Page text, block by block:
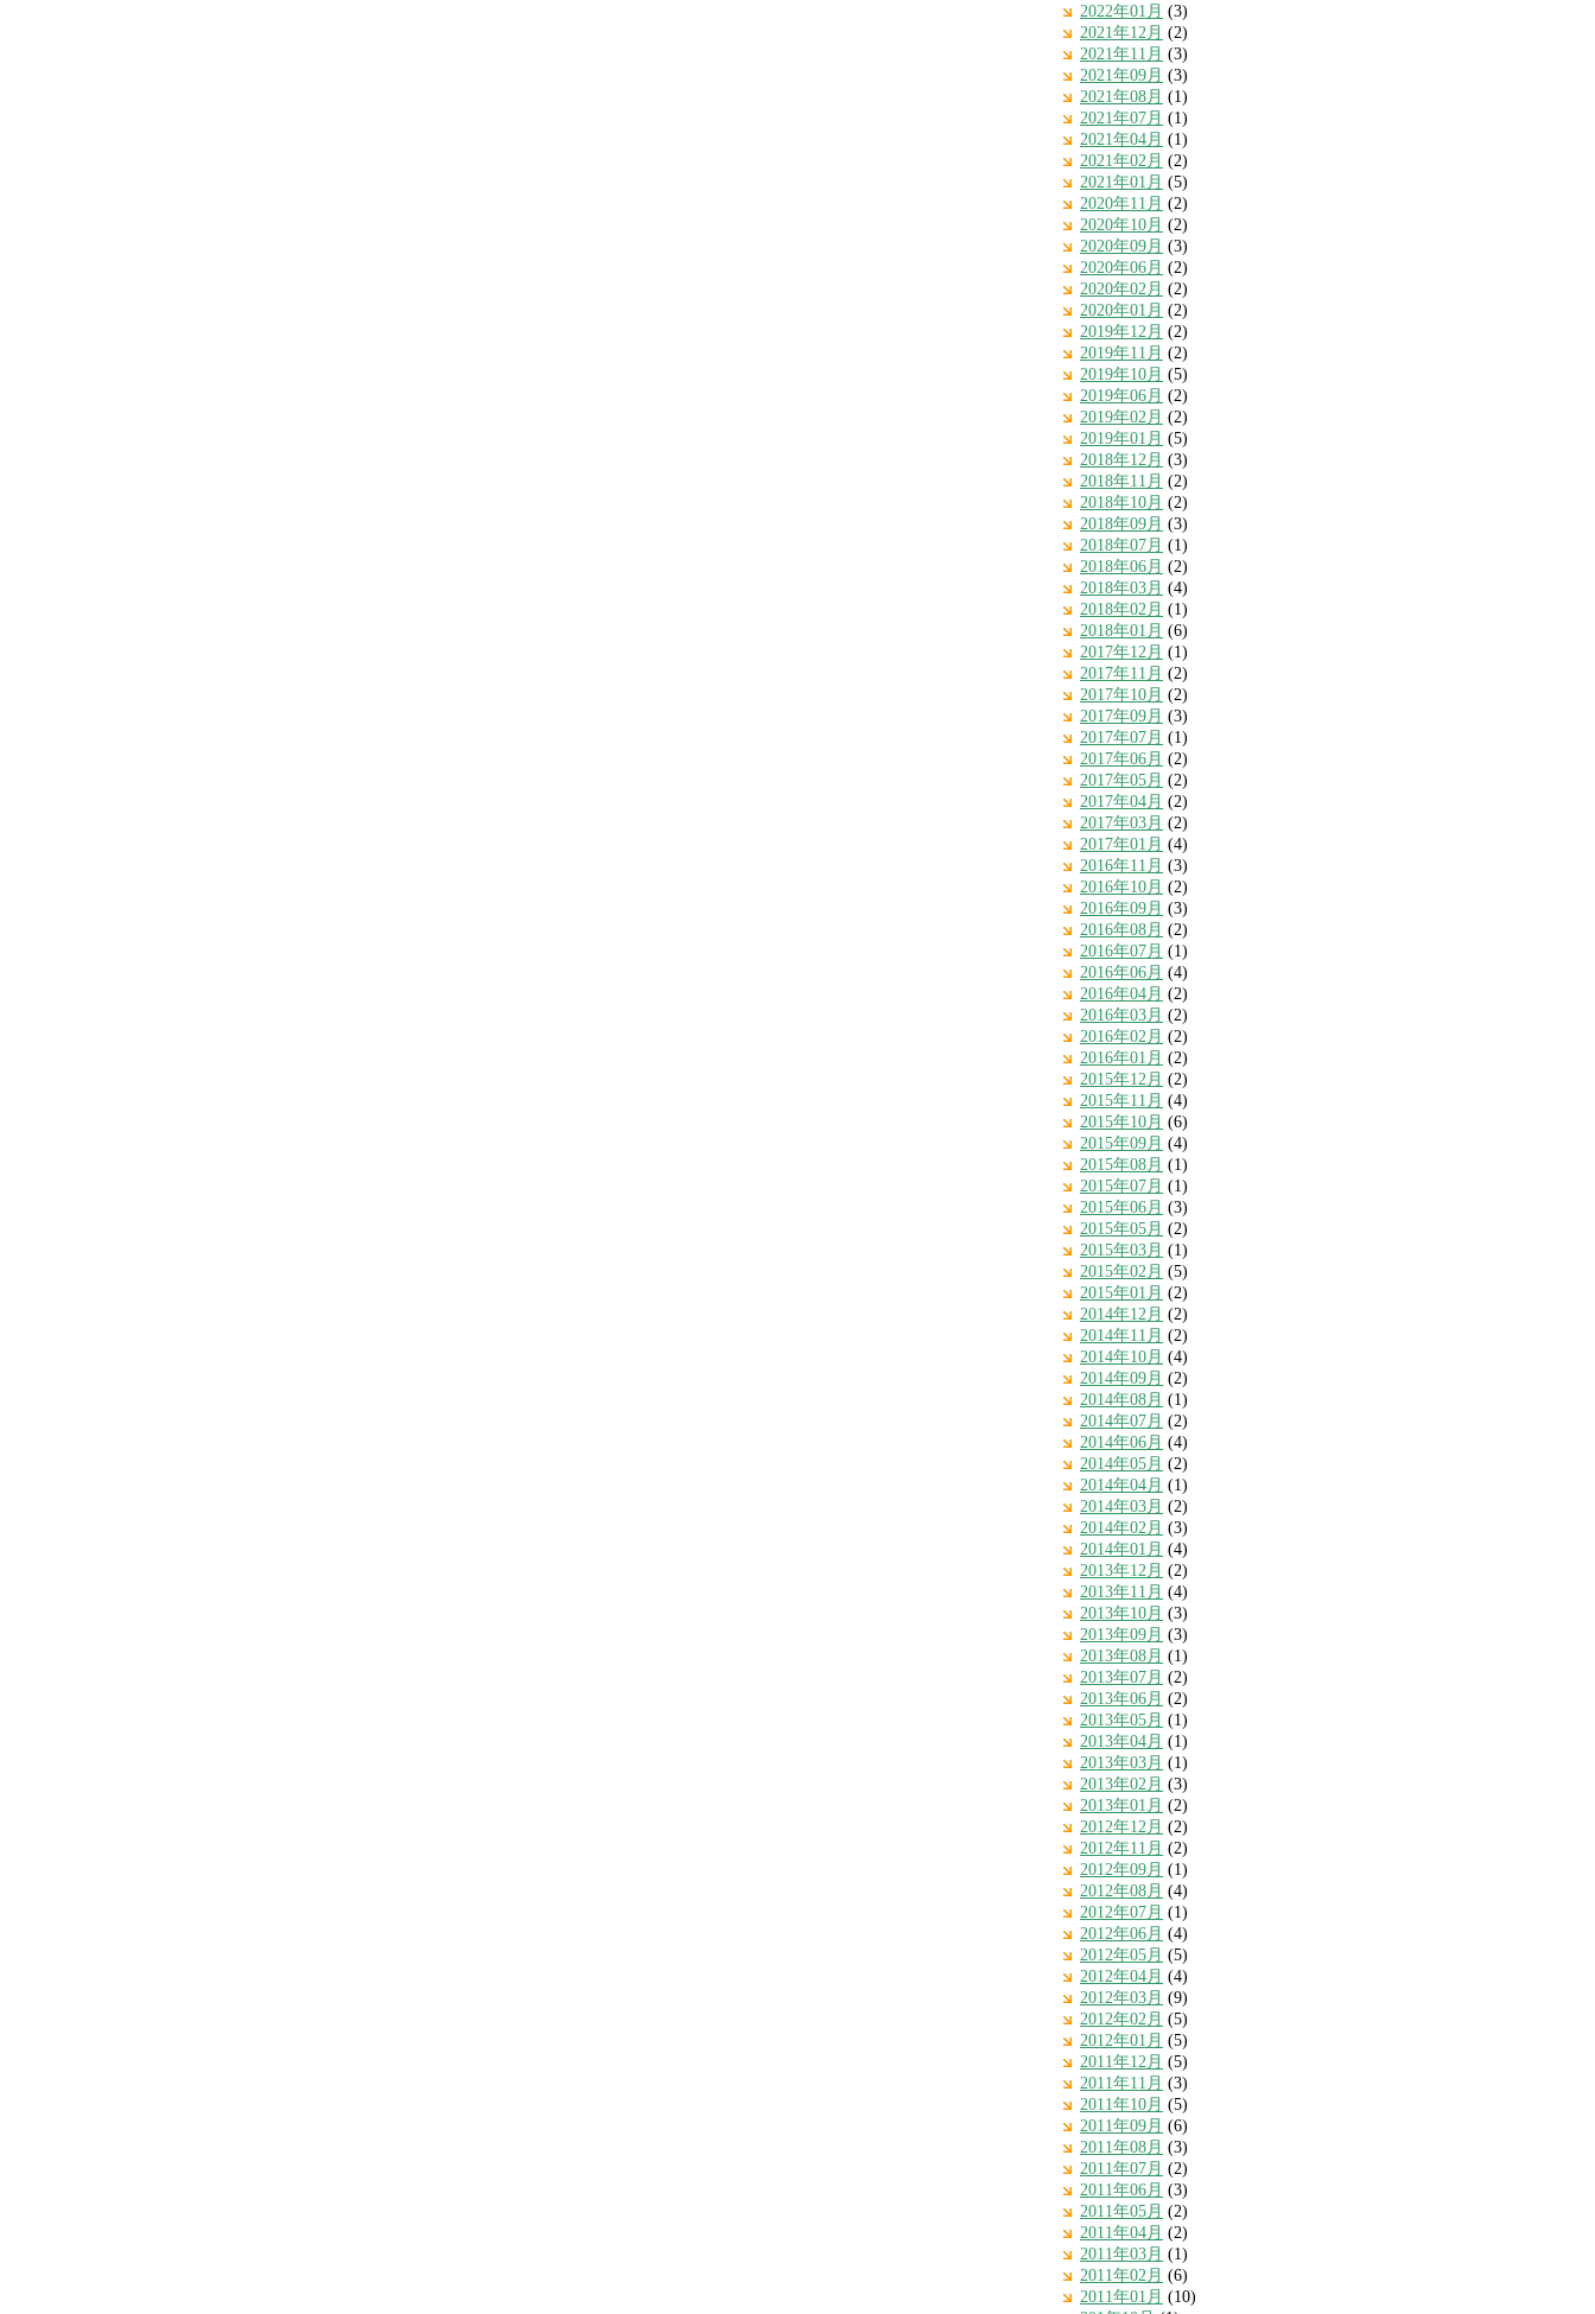
2022年01月 (3)
2021年12月 (2)
2021年11月 (3)
2021年09月 (3)
2021年08月 (1)
2021年07月 (1)
2021年04月 (1)
2021年02月 (2)
2021年01月 (5)
2020年11月 (2)
2020年10月 (2)
2020年09月 (3)
2020年06月 (2)
2020年02月 (2)
2020年01月 (2)
2019年12月 (2)
2019年11月 (2)
2019年10月 (5)
2019年06月 (2)
2019年02月 (2)
2019年01月 (5)
2018年12月 (3)
2018年11月 (2)
2018年10月 (2)
2018年09月 (3)
2018年07月 (1)
2018年06月 (2)
2018年03月 (4)
2018年02月 (1)
2018年01月 (6)
2017年12月 (1)
2017年11月 (2)
2017年10月 (2)
2017年09月 (3)
2017年07月 (1)
2017年06月 (2)
2017年05月 (2)
2017年04月 (2)
2017年03月 (2)
2017年01月 (4)
2016年11月 (3)
2016年10月 (2)
2016年09月 (3)
2016年08月 (2)
2016年07月 (1)
2016年06月 (4)
2016年04月 (2)
2016年03月 (2)
2016年02月 (2)
2016年01月 (2)
2015年12月 (2)
2015年11月 (4)
2015年10月 (6)
2015年09月 (4)
2015年08月 (1)
2015年07月 (1)
2015年06月 (3)
2015年05月 (2)
2015年03月 (1)
2015年02月 (5)
2015年01月 (2)
2014年12月 (2)
2014年11月 (2)
2014年10月 (4)
2014年09月 (2)
2014年08月 (1)
2014年07月 (2)
2014年06月 (4)
2014年05月 (2)
2014年04月 (1)
2014年03月 (2)
2014年02月 (3)
2014年01月 (4)
2013年12月 (2)
2013年11月 (4)
2013年10月 (3)
2013年09月 (3)
2013年08月 (1)
2013年07月 (2)
2013年06月 (2)
2013年05月 (1)
2013年04月 (1)
2013年03月 (1)
2013年02月 (3)
2013年01月 (2)
2012年12月 (2)
2012年11月 (2)
2012年09月 (1)
2012年08月 (4)
2012年07月 (1)
2012年06月 (4)
2012年05月 (5)
2012年04月 (4)
2012年03月 (9)
2012年02月 (5)
2012年01月 (5)
2011年12月 (5)
2011年11月 (3)
2011年10月 (5)
2011年09月 (6)
2011年08月 (3)
2011年07月 (2)
2011年06月 (3)
2011年05月 (2)
2011年04月 (2)
2011年03月 (1)
2011年02月 (6)
2011年01月 (10)